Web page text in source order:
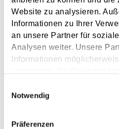
Website zu analysieren.
Informationen zu Ihrer
an unsere Partner für
Analysen weiter. Unsere
Informationen
gesammelt haben.
Notwendig
Präferenzen
Email address
Sign up to our newsletter and
our products and events.
I agree to the use of my personal data